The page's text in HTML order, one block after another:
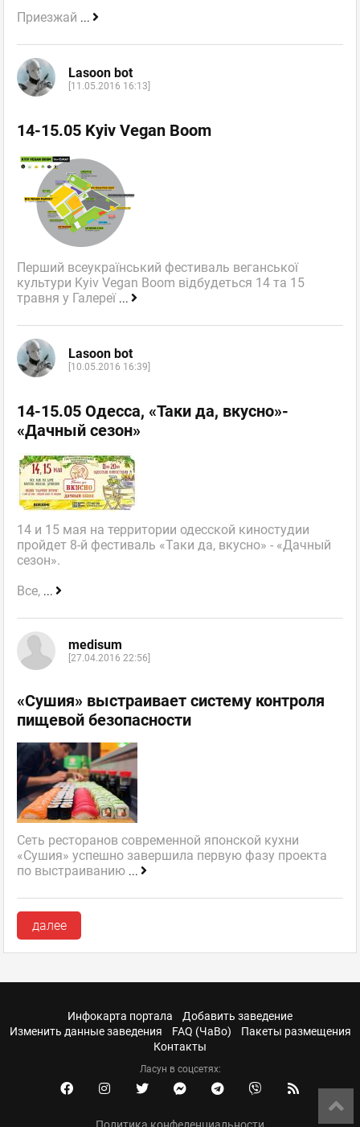
Приезжай ...
Lasoon bot
[11.05.2016 16:13]
14-15.05 Kyiv Vegan Boom
Перший всеукраїнський фестиваль веганської
культури Kyiv Vegan Boom відбудеться 14 та 15
травня у Галереї ...
Lasoon bot
[10.05.2016 16:39]
14-15.05 Одесса, «Таки да, вкусно»-
«Дачный сезон»
14 и 15 мая на территории одесской киностудии
пройдет 8-й фестиваль «Таки да, вкусно» - «Дачный
сезон».
Все, ...
medisum
[27.04.2016 22:56]
«Сушия» выстраивает систему контроля
пищевой безопасности
Сеть ресторанов современной японской кухни
«Сушия» успешно завершила первую фазу проекта
по выстраиванию ...
далее
Инфокарта портала
Добавить заведение
Изменить данные заведения
FAQ (ЧаВо)
Пакеты размещения
Контакты
Ласун в соцсетях: